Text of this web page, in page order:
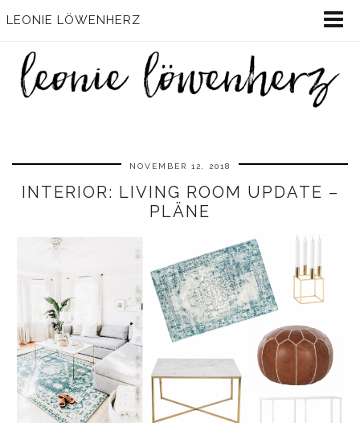
LEONIE LÖWENHERZ
NOVEMBER 12, 2018
INTERIOR: LIVING ROOM UPDATE –
PLÄNE